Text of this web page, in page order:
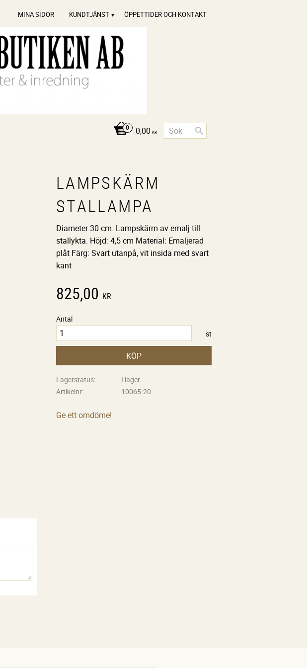
MINA SIDOR KUNDTJÄNST ÖPPETTIDER OCH KONTAKT
0,00 KR
LAMPSKÄRM
STALLAMPA
Diameter 30 cm. Lampskärm av emalj till
stallykta. Höjd: 4,5 cm Material: Emaljerad
plåt Färg: Svart utanpå, vit insida med svart
kant
825,00 KR
Antal
st
KÖP
Lagerstatus
I lager
Artikelnr
10065-20
Ge ett omdöme!